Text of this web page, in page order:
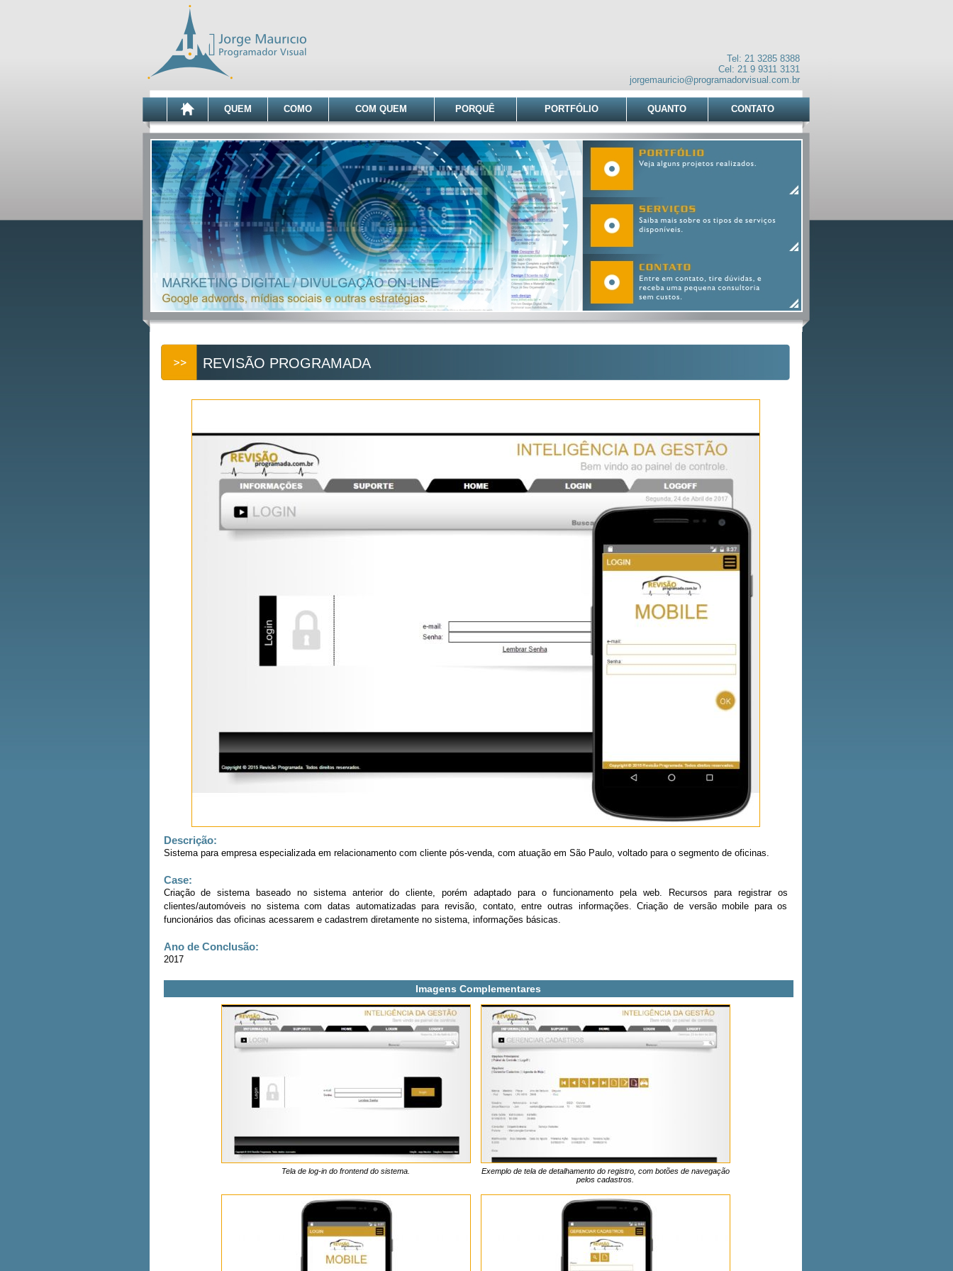
Tel: 21 3285 8388
Cel: 21 9 9311 3131
jorgemauricio@programadorvisual.com.br
QUEM COMO COM QUEM PORQUÊ PORTFÓLIO QUANTO CONTATO
REVISÃO PROGRAMADA
Descrição:
Sistema para empresa especializada em relacionamento com cliente pós-venda, com atuação em São Paulo, voltado para o segmento de oficinas.
Case:
Criação de sistema baseado no sistema anterior do cliente, porém adaptado para o funcionamento pela web. Recursos para registrar os
clientes/automóveis no sistema com datas automatizadas para revisão, contato, entre outras informações. Criação de versão mobile para os
funcionários das oficinas acessarem e cadastrem diretamente no sistema, informações básicas.
Ano de Conclusão:
2017
Imagens Complementares
Tela de log-in do frontend do sistema.
Exemplo de tela de detalhamento do registro, com botões de navegação
pelos cadastros.